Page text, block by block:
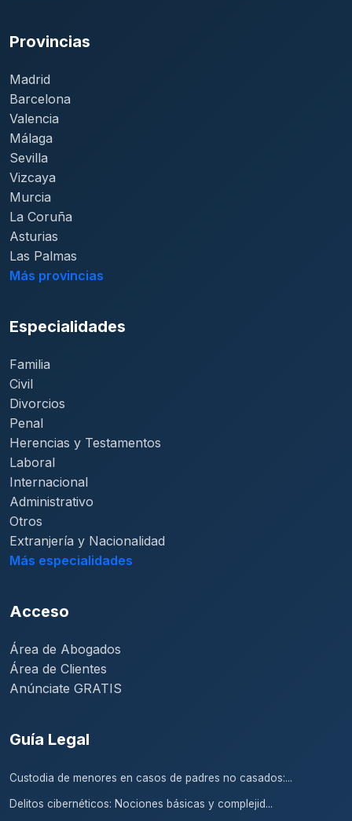
Provincias
Madrid
Barcelona
Valencia
Málaga
Sevilla
Vizcaya
Murcia
La Coruña
Asturias
Las Palmas
Más provincias
Especialidades
Familia
Civil
Divorcios
Penal
Herencias y Testamentos
Laboral
Internacional
Administrativo
Otros
Extranjería y Nacionalidad
Más especialidades
Acceso
Área de Abogados
Área de Clientes
Anúnciate GRATIS
Guía Legal
Custodia de menores en casos de padres no casados:...
Delitos cibernéticos: Nociones básicas y complejid...